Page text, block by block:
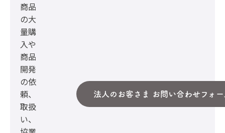
商品
の大
量購
入や
商品
開発
の依
頼、
取扱
い、
法人のお客さま お問い合わせフォー